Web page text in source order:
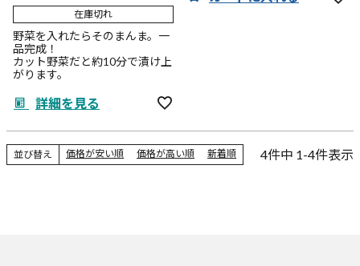
在庫切れ
野菜を入れたらそのまんま。一
品完成！
カット野菜だと約10分で漬け上
がります。
詳細を見る
並び替え 価格が安い順 価格が高い順 新着順 4件中 1-4件表示